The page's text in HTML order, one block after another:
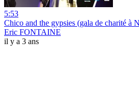
5:53
Chico and the gypsies (gala de charité à
Eric FONTAINE
il y a 3 ans